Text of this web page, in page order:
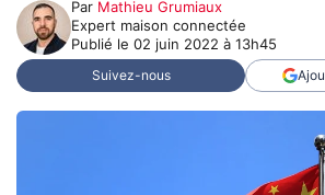
Par Mathieu Grumiaux
Expert maison connectée
Publié le 02 juin 2022 à 13h45
Suivez-nous